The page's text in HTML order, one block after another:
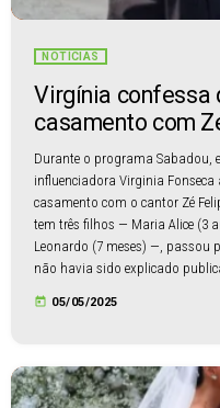
NOTÍCIAS
Virgínia confessa
casamento com
Durante o programa Sabadou,
influenciadora Virginia
casamento com o cantor Zé
tem três filhos — Maria Alice (3
Leonardo (7 meses) —, passou
não havia sido explicado
today 05/05/2025